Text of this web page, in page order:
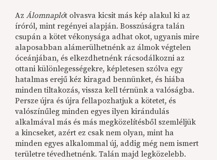
AzÁlomnaplót olvasva kicsit más kép alakul ki az
íróról, mint regényei alapján. Bosszúságra talán
csupán a kötet vékonysága adhat okot, ugyanis mire
alaposabban alámerülhetnénk az álmok végtelen
óceánjában, és elkezdhetnénk rácsodálkozni az
ottani különlegességekre, képletesen szólva egy
hatalmas erejű kéz kiragad bennünket, és hiába
minden tiltakozás, vissza kell térnünk a valóságba.
Persze újra és újra fellapozhatjuk a kötetet, és
valószínűleg minden egyes ilyen kirándulás
alkalmával más és más megközelítésből szemléljük
a kincseket, azért ez csak nem olyan, mint ha
minden egyes alkalommal új, addig még nem ismert
területre tévedhetnénk. Talán majd legközelebb.